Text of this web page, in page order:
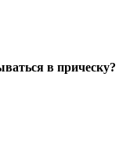
в прическу?